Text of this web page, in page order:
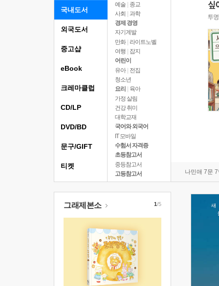
국내도서
예술 | 종교
사회 | 과학
경제 경영
자기계발
만화 | 라이트노벨
여행
잡지
어린이
유아 | 전집
청소년
요리
육아
가정 살림
건강 취미
대학교재
국어와 외국어
IT 모바일
수험서 자격증
초등참고서
중등참고서
고등참고서
나민애 7문
외국도서
중고샵
eBook
크레마클럽
CD/LP
DVD/BD
문구/GIFT
티켓
그래제본소 1/5